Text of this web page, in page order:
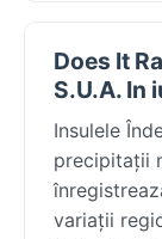
Does It
S.U.A. In
Insulele
precipitații
variații